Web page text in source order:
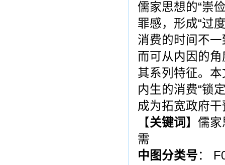
儒家思想的“崇
罪感，形成“过
消费的时间不
而可从内因的
其系列特征。
内生的消费“锁
成为拓宽政府
【关键词 】儒
需
中图分类号：